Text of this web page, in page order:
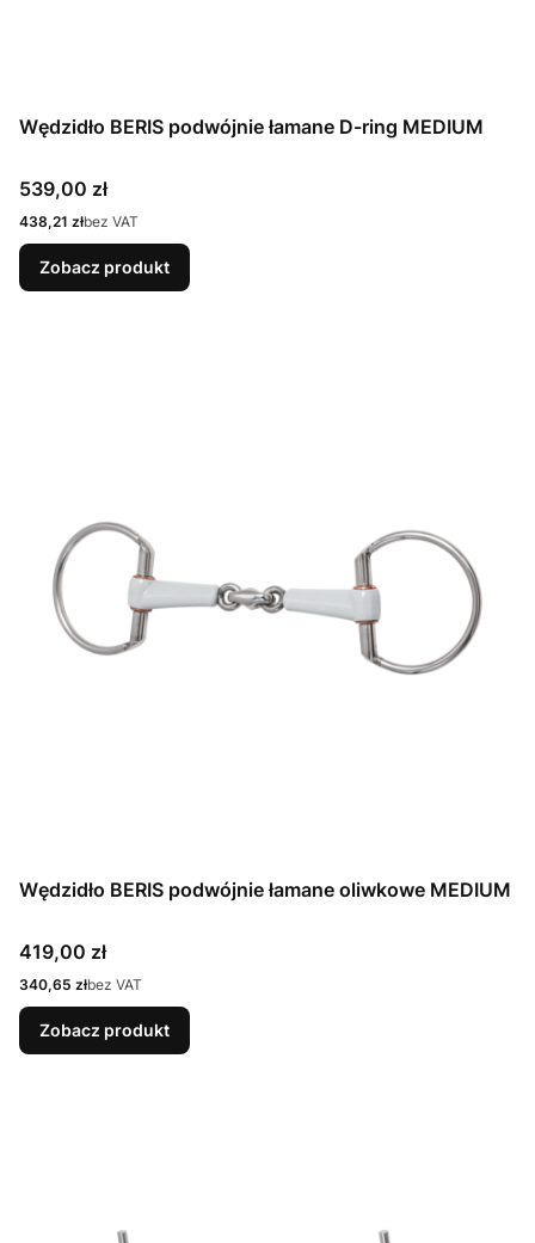
Wędzidło BERIS podwójnie łamane D-ring MEDIUM
Cena
539,00 zł
Cena
438,21 złbez VAT
Zobacz produkt
Wędzidło BERIS podwójnie łamane oliwkowe MEDIUM
Cena
419,00 zł
Cena
340,65 złbez VAT
Zobacz produkt